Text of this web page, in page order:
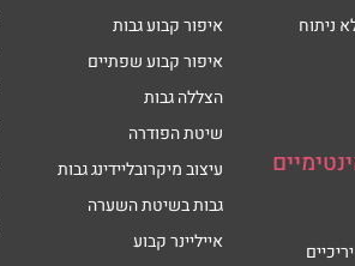
ניתוח
איפור קבוע גבות
איפור קבוע שפתיים
הצללה גבות
שיטת הפודרה
עיצוב מיקרובליידינג גבות
גבות בשיטת השערה
אייליינר קבוע